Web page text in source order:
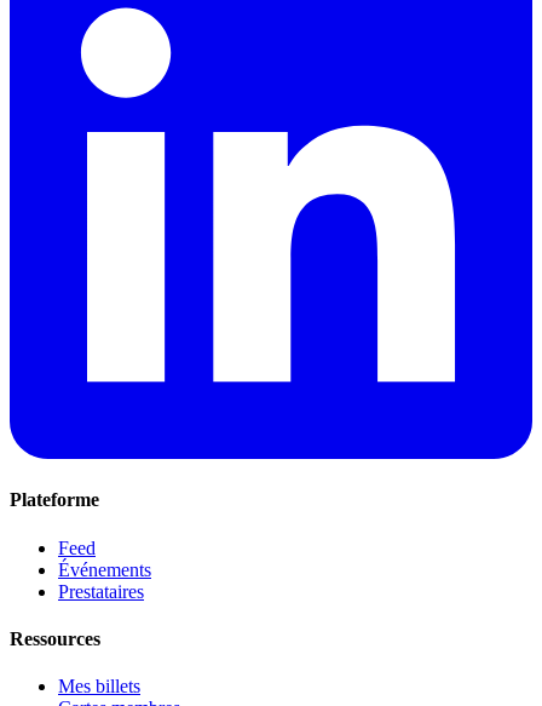
Plateforme
Feed
Événements
Prestataires
Ressources
Mes billets